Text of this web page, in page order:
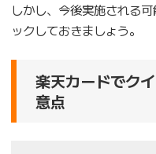
しかし、今後実施される
ックしておきましょう。
楽天カードでク
意点